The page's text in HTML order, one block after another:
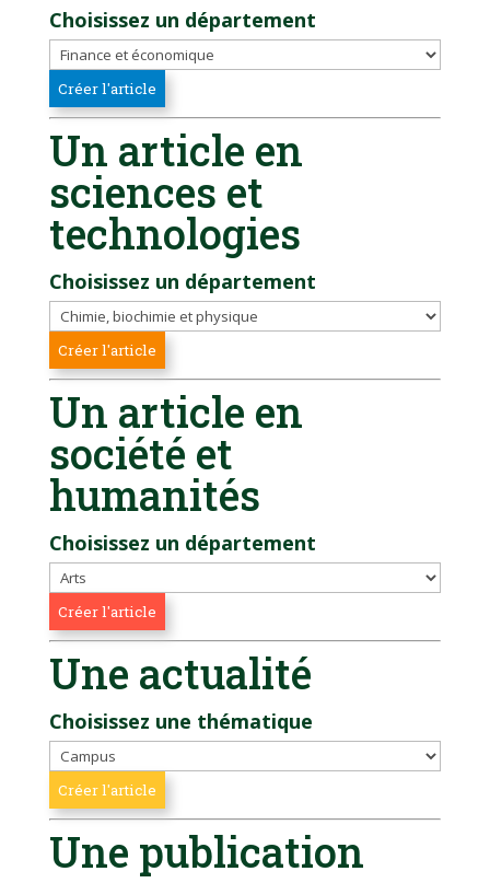
Choisissez un département
Un article en
sciences et
technologies
Choisissez un département
Un article en
société et
humanités
Choisissez un département
Une actualité
Choisissez une thématique
Une publication